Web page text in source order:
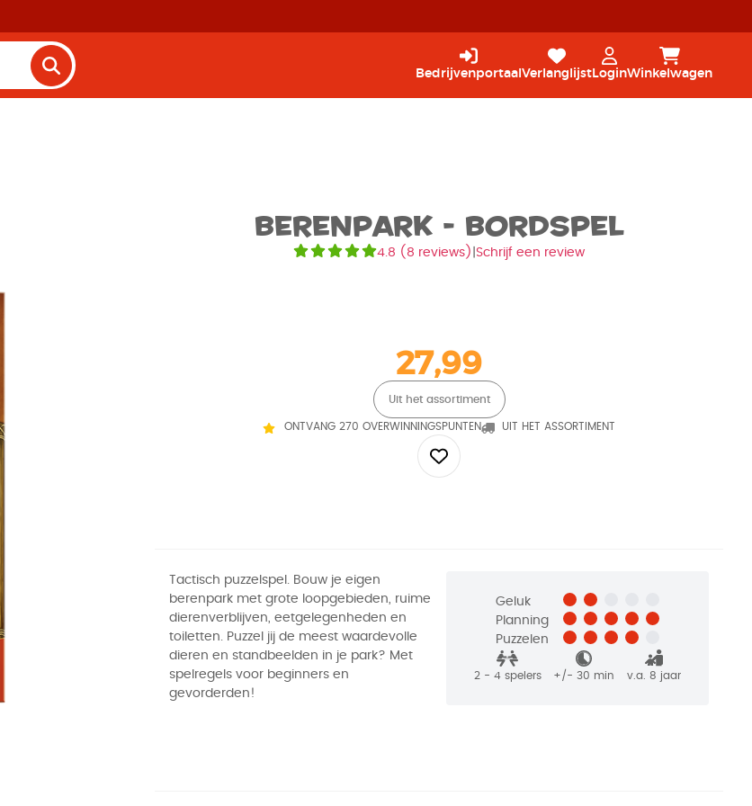
Bedrijvenportaal Verlanglijst LoginWinkelwagen
Berenpark - Bordspel
4.8 ( 8 reviews) Schrijf een review
27,99
Uit het assortiment
ONTVANG 270 OVERWINNINGSPUNTEN UIT HET ASSORTIMENT
Tactisch puzzelspel. Bouw je eigen
berenpark met grote loopgebieden, ruime
dierenverblijven, eetgelegenheden en
toiletten. Puzzel jij de meest waardevolle
dieren en standbeelden in je park? Met
spelregels voor beginners en
gevorderden!
Geluk
Planning
Puzzelen
2 - 4 spelers +/- 30 min v.a. 8 jaar